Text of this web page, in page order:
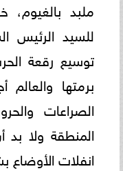
ملبد بالغيوم،
للسيد الرئيس
توسيع رقعة
برمتها
الصراعات
المنطقة ولا
انفلات الأوضاع